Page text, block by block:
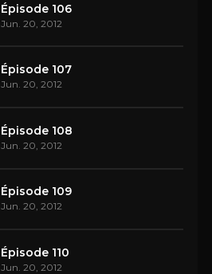
Épisode 106
Jun. 20, 2012
Épisode 107
Jun. 20, 2012
Épisode 108
Jun. 20, 2012
Épisode 109
Jun. 20, 2012
Épisode 110
Jun. 20, 2012